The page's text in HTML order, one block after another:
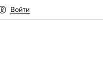
Войти